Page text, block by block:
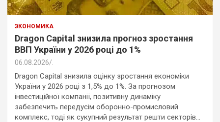
ЭКОНОМИКА
Dragon Capital знизила прогноз зростання
ВВП України у 2026 році до 1%
06.08.2026
Dragon Capital знизила оцінку зростання економіки
України у 2026 році з 1,5% до 1%. За прогнозом
інвестиційної компанії, позитивну динаміку
забезпечить передусім оборонно-промисловий
комплекс, тоді як сукупний результат решти секторів…